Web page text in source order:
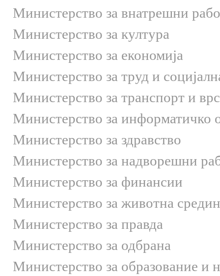
Министерство за внатрешни
Министерство за култура
Министерство за економија
Министерство за труд и
Министерство за транспорт и
Министерство за информатичко
Министерство за здравство
Министерство за надворешни
Министерство за финансии
Министерство за животна
Министерство за правда
Министерство за одбрана
Министерство за образование и